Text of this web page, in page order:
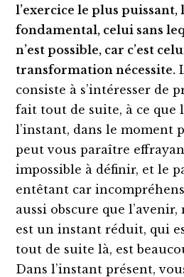
l’exercice le plus puissant,
fondamental, celui sans
n’est possible, car c’est
transformation nécessite.
consiste à s’intéresser de
fait tout de suite, à ce que
l’instant, dans le moment
peut vous paraître
impossible à définir, et le
entêtant car
aussi obscure que
est un instant réduit, qui
tout de suite là, est
Dans l’instant présent,